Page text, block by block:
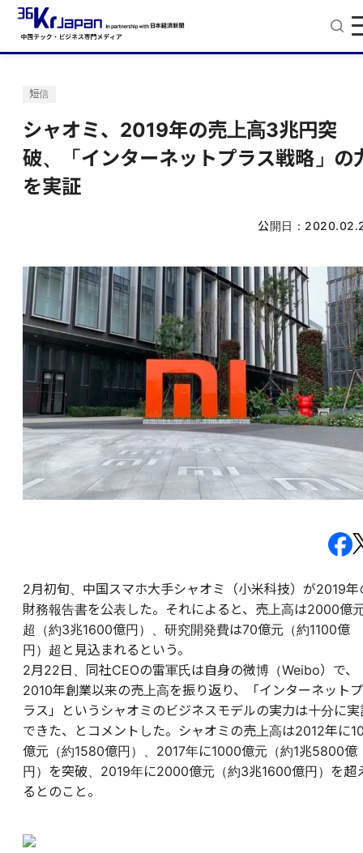
短信
シャオミ、2019年の売上高3兆円突
破、「インターネットプラス戦略」の
を実証
公開日：
2月初旬、中国スマホ大手シャオミ（小米科技）が2019年
財務報告書を公表した。それによると、売上高は2000億
超（約3兆1600億円）、研究開発費は70億元（約1100億
円）超と見込まれるという。
2月22日、同社CEOの雷軍氏は自身の微博（Weibo）で、
2010年創業以来の売上高を振り返り、「インターネットプ
ラス」というシャオミのビジネスモデルの実力は十分に実
できた、とコメントした。シャオミの売上高は2012年に
億元（約1580億円）、2017年に1000億元（約1兆5800億
円）を突破、2019年に2000億元（約3兆1600億円）を超
るとのこと。